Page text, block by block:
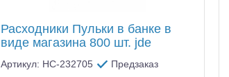
Расходники Пульки в банке в
виде магазина 800 шт. jde
Артикул: HC-232705 Предзаказ